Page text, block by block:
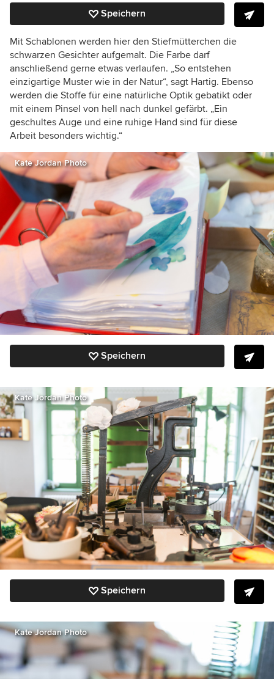
Speichern
Mit Schablonen werden hier den Stiefmütterchen die
schwarzen Gesichter aufgemalt. Die Farbe darf
anschließend gerne etwas verlaufen. „So entstehen
einzigartige Muster wie in der Natur“, sagt Hartig. Ebenso
werden die Stoffe für eine natürliche Optik gebatikt oder
mit einem Pinsel von hell nach dunkel gefärbt. „Ein
geschultes Auge und eine ruhige Hand sind für diese
Arbeit besonders wichtig.“
Kate Jordan Photo
Speichern
Kate Jordan Photo
Speichern
Kate Jordan Photo